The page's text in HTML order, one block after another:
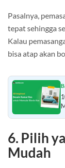
Pasalnya,
tepat sehingga
Kalau
bisa atap akan
6. Pilih
Mudah